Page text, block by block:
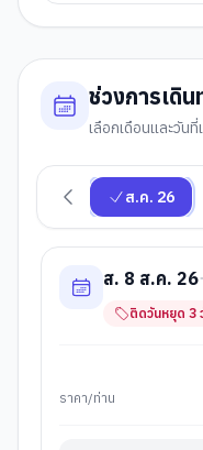
ช่วงการเดิน
เลือกเดือนและวัน
ส.ค. 26
ส. 8 ส.ค. 26
ติดวันหยุด 3
ราคา/ท่าน